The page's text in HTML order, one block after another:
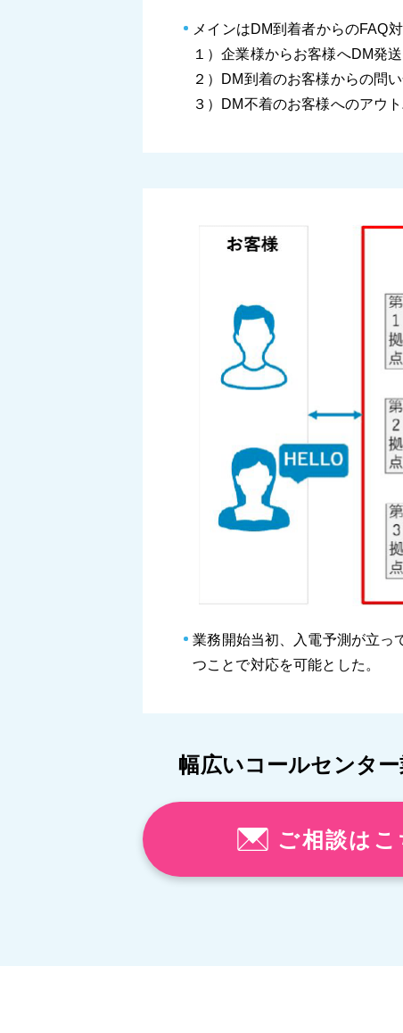
メインはDM到着者からのFAQ
１）企業様からお客様へDM発送
２）DM到着のお客様からの問
３）DM不着のお客様へのアウ
業務開始当初、入電予測が立っ
つことで対応を可能とした。
幅広いコールセンタ
ご相談はこ